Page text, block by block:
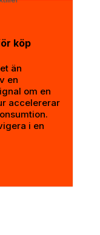
köp
än
en
om en
accelererar
i en